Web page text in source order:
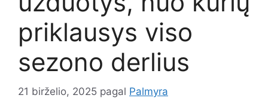
priklausys viso
sezono derlius
21 birželio, 2025 pagal Palmyra